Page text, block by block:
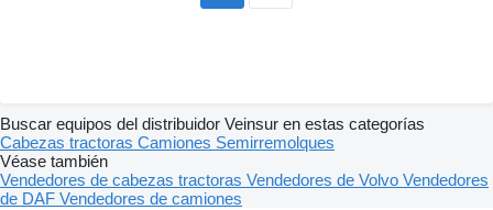
Buscar equipos del distribuidor Veinsur en estas categorías
Cabezas tractoras Camiones Semirremolques
Véase también
Vendedores de cabezas tractoras Vendedores de Volvo Vendedores
de DAF Vendedores de camiones